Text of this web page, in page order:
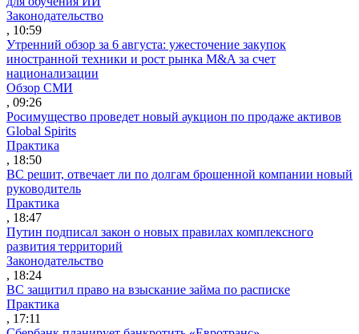
Законодательство
, 10:59
Утренний обзор за 6 августа: ужесточение закупок
иностранной техники и рост рынка M&A за счет
национализации
Обзор СМИ
, 09:26
Росимущество проведет новый аукцион по продаже активов
Global Spirits
Практика
, 18:50
ВС решит, отвечает ли по долгам брошенной компании новый
руководитель
Практика
, 18:47
Путин подписал закон о новых правилах комплексного
развития территорий
Законодательство
, 18:24
ВС защитил право на взыскание займа по расписке
Практика
, 17:11